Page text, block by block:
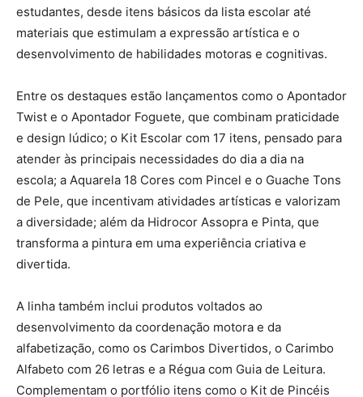
estudantes, desde itens básicos da lista escolar até
materiais que estimulam a expressão artística e o
desenvolvimento de habilidades motoras e cognitivas.
Entre os destaques estão lançamentos como o Apontador
Twist e o Apontador Foguete, que combinam praticidade
e design lúdico; o Kit Escolar com 17 itens, pensado para
atender às principais necessidades do dia a dia na
escola; a Aquarela 18 Cores com Pincel e o Guache Tons
de Pele, que incentivam atividades artísticas e valorizam
a diversidade; além da Hidrocor Assopra e Pinta, que
transforma a pintura em uma experiência criativa e
divertida.
A linha também inclui produtos voltados ao
desenvolvimento da coordenação motora e da
alfabetização, como os Carimbos Divertidos, o Carimbo
Alfabeto com 26 letras e a Régua com Guia de Leitura.
Complementam o portfólio itens como o Kit de Pincéis